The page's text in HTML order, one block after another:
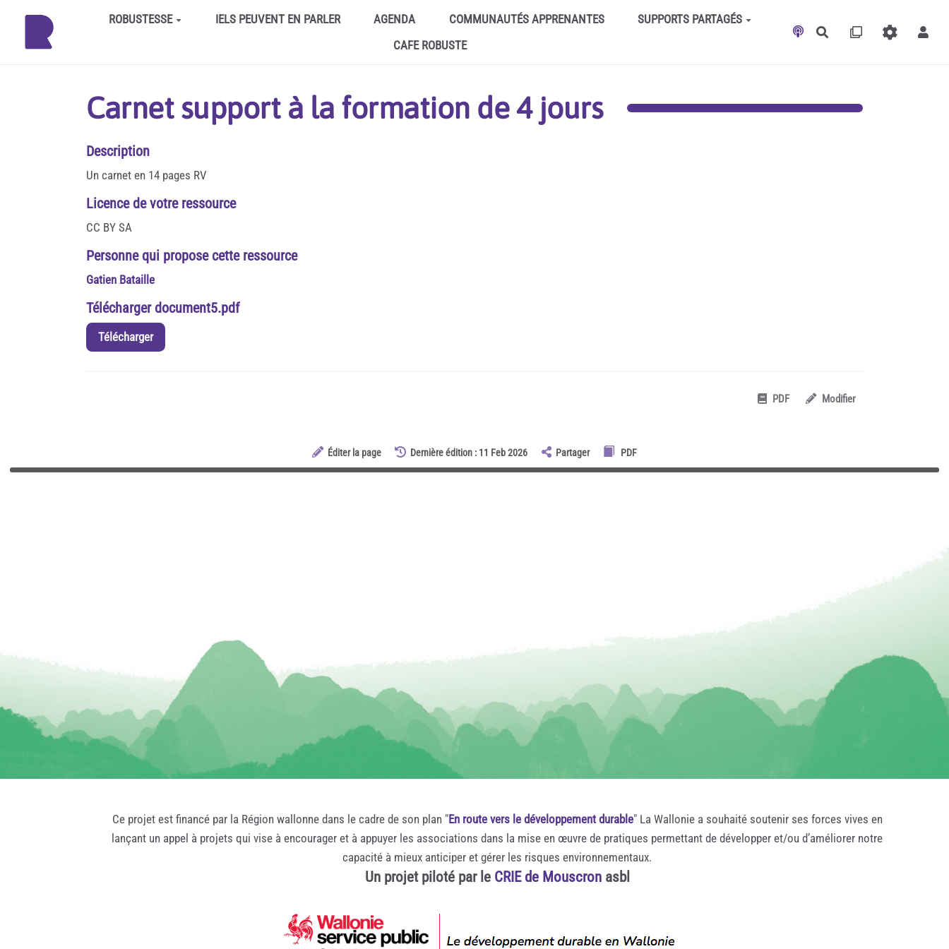
Aller au contenu principalROBUSTESSE IELS PEUVENT EN PARLER AGENDA COMMUNAUTÉS APPRENANTES
SUPPORTS PARTAGÉS
CAFE ROBUSTE
Rechercher
Carnet support à la formation de 4 jours
Description
Un carnet en 14 pages RV
Licence de votre ressource
CC BY SA
Personne qui propose cette ressource
Gatien Bataille
Télécharger document5.pdf
Télécharger
PDF Modifier
Éditer la page Dernière édition : 11 Feb 2026 Partager PDF
Ce projet est financé par la Région wallonne dans le cadre de son plan "En route vers le développement durable" La Wallonie a souhaité soutenir ses forces vives en
lançant un appel à projets qui vise à encourager et à appuyer les associations dans la mise en œuvre de pratiques permettant de développer et/ou d’améliorer notre
capacité à mieux anticiper et gérer les risques environnementaux.
Un projet piloté par le CRIE de Mouscronasbl